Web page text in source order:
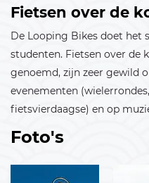
Fietsen over de
De Looping Bikes doet het
studenten. Fietsen over de
genoemd, zijn zeer gewild
evenementen
fietsvierdaagse) en op
Foto's